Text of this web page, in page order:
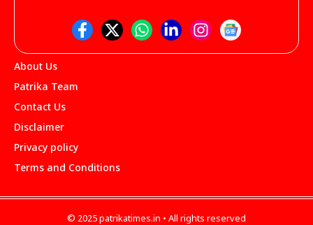
About Us
Patrika Team
Contact Us
Disclaimer
Privacy policy
Terms and Conditions
© 2025 patrikatimes.in • All rights reserved